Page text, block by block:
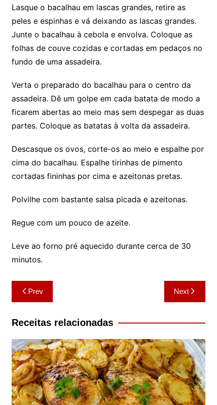
Lasque o bacalhau em lascas grandes, retire as
peles e espinhas e vá deixando as lascas grandes.
Junte o bacalhau à cebola e envolva. Coloque as
folhas de couve cozidas e cortadas em pedaços no
fundo de uma assadeira.
Verta o preparado do bacalhau para o centro da
assadeira. Dê um golpe em cada batata de modo a
ficarem abertas ao meio mas sem despegar as duas
partes. Coloque as batatas à volta da assadeira.
Descasque os ovos, corte-os ao meio e espalhe por
cima do bacalhau. Espalhe tirinhas de pimento
cortadas fininhas por cima e azeitonas pretas.
Polvilhe com bastante salsa picada e azeitonas.
Regue com um pouco de azeite.
Leve ao forno pré aquecido durante cerca de 30
minutos.
Navegação
de
artigos
Prev Next
Receitas relacionadas